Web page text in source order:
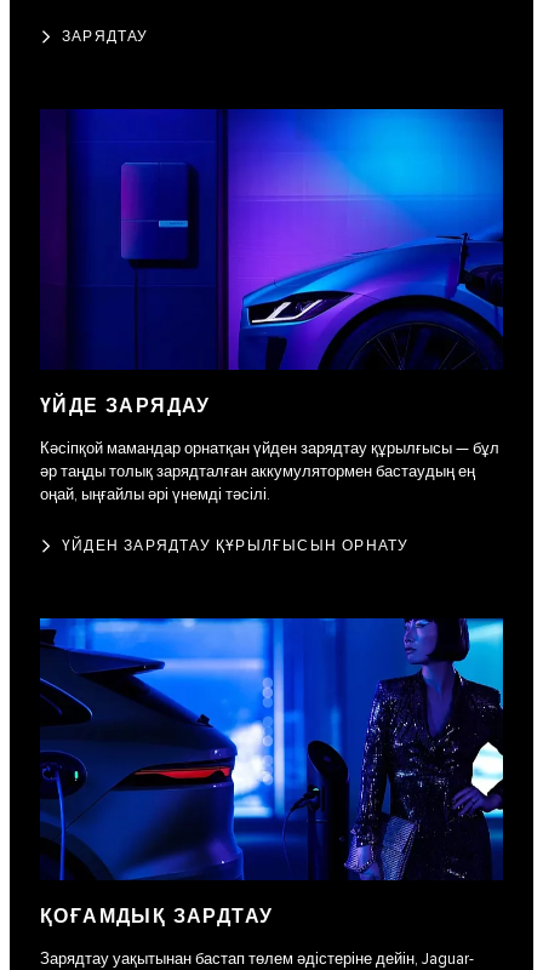
ЗАРЯДТАУ
ҮЙДЕ ЗАРЯДАУ
Кәсіпқой мамандар орнатқан үйден зарядтау құрылғысы — бұл
әр таңды толық зарядталған аккумулятормен бастаудың ең
оңай, ыңғайлы әрі үнемді тәсілі.
ҮЙДЕН ЗАРЯДТАУ ҚҰРЫЛҒЫСЫН ОРНАТУ
ҚОҒАМДЫҚ ЗАРДТАУ
Зарядтау уақытынан бастап төлем әдістеріне дейін, Jaguar-